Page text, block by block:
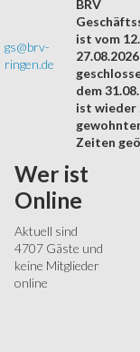
gs@brv-
ringen.de
BRV
ist vom
27.08.2026
dem
ist wieder
Zeiten
Wer ist
Online
Aktuell sind
4707 Gäste und
keine Mitglieder
online